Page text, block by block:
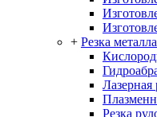
+ Резка металла
Лазерная
Резка